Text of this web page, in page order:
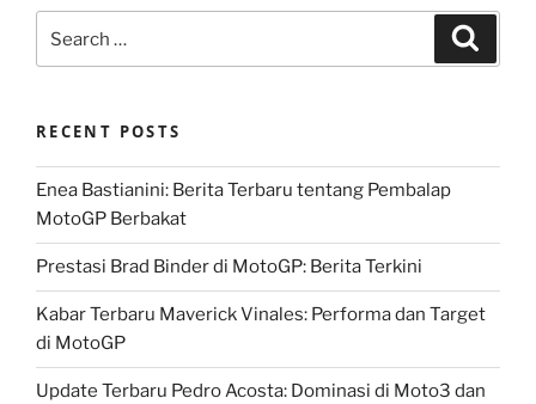
for:
RECENT POSTS
Enea Bastianini: Berita Terbaru tentang Pembalap
MotoGP Berbakat
Prestasi Brad Binder di MotoGP: Berita Terkini
Kabar Terbaru Maverick Vinales: Performa dan Target
di MotoGP
Update Terbaru Pedro Acosta: Dominasi di Moto3 dan